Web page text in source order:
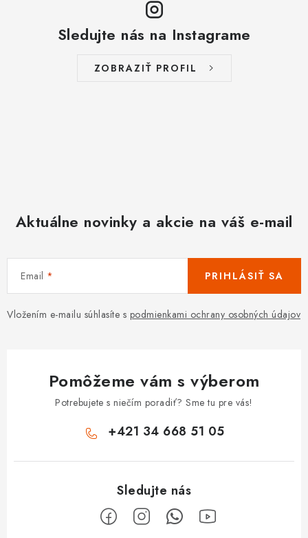
Sledujte nás na Instagrame
ZOBRAZIŤ PROFIL
Aktuálne novinky a akcie na váš e-mail
Email
Vložením e-mailu súhlasíte s podmienkami ochrany osobných údajov
PRIHLÁSIŤ SA
Pomôžeme vám s výberom
Potrebujete s niečím poradiť? Sme tu pre vás!
+421 34 668 51 05